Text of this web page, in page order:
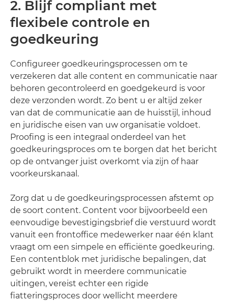
2. Blijf compliant met
flexibele controle en
goedkeuring
Configureer goedkeuringsprocessen om te
verzekeren dat alle content en communicatie naar
behoren gecontroleerd en goedgekeurd is voor
deze verzonden wordt. Zo bent u er altijd zeker
van dat de communicatie aan de huisstijl, inhoud
en juridische eisen van uw organisatie voldoet.
Proofing is een integraal onderdeel van het
goedkeuringsproces om te borgen dat het bericht
op de ontvanger juist overkomt via zijn of haar
voorkeurskanaal.
Zorg dat u de goedkeuringsprocessen afstemt op
de soort content. Content voor bijvoorbeeld een
eenvoudige bevestigingsbrief die verstuurd wordt
vanuit een frontoffice medewerker naar één klant
vraagt om een simpele en efficiënte goedkeuring.
Een contentblok met juridische bepalingen, dat
gebruikt wordt in meerdere communicatie
uitingen, vereist echter een rigide
fiatteringsproces door wellicht meerdere